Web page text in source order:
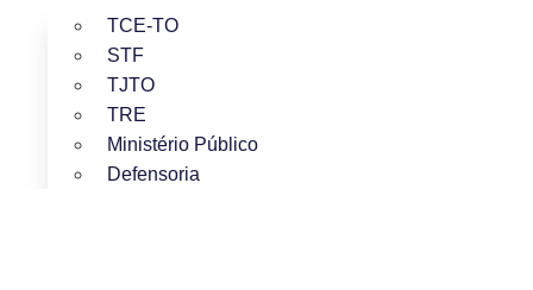
TCE-TO
STF
TJTO
TRE
Ministério Público
Defensoria